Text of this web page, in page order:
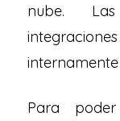
nube.
Para